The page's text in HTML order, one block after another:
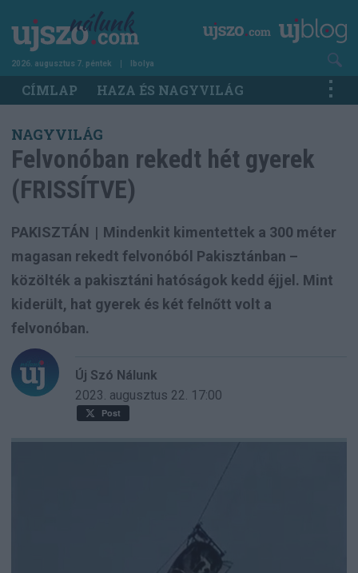
tartalomra
2026. augusztus 7. péntek Ibolya
Main
navigation
CÍMLAP HAZA ÉS NAGYVILÁG
NAGYVILÁG
Felvonóban rekedt hét gyerek
(FRISSÍTVE)
PAKISZTÁN | Mindenkit kimentettek a 300 méter
magasan rekedt felvonóból Pakisztánban –
közölték a pakisztáni hatóságok kedd éjjel. Mint
kiderült, hat gyerek és két felnőtt volt a
felvonóban.
Új Szó Nálunk
2023. augusztus 22. 17:00
Post